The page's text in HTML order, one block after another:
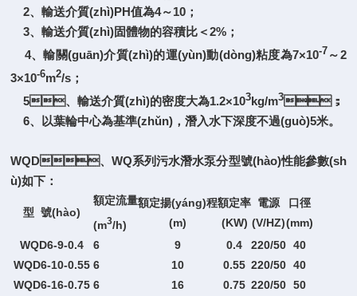
2、輸送介質(zhì)PH值為4～10；
3、輸送介質(zhì)固體物的容積比＜2%；
4、輸關(guān)介質(zhì)的運(yùn)動(dòng)粘度為7×10-7 ～2
3×10-6m2/s；
5、輸送介質(zhì)的密度大為1.2×103kg/m3；
6、以葉輪中心為基準(zhǔn)，潛入水下深度不過(guò)5米。
WQD、WQ系列污水潛水泵分型號(hào)性能參數(sh
ù)如下：
型 號(hào)
額定流量
(m3/h)
額定揚(yáng)程
(m)
額定率
(KW)
電源
(V/HZ)
口徑
(mm)
WQD6-9-0.4
6 9 0.4 220/50 40
WQD6-10-0.55 6 10 0.55 220/50 40
WQD6-16-0.75 6 16 0.75 220/50 50